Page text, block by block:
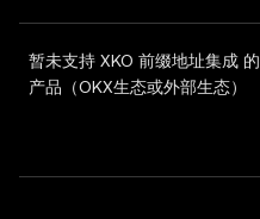
暂未支持 XKO 前缀地址集成 的
产品（OKX生态或外部生态）